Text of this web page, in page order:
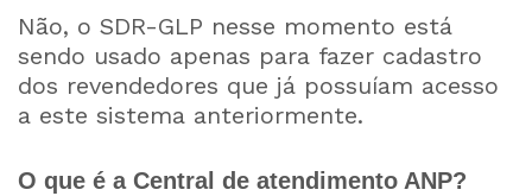
Não, o SDR-GLP nesse momento está
sendo usado apenas para fazer cadastro
dos revendedores que já possuíam acesso
a este sistema anteriormente.
O que é a Central de atendimento ANP?